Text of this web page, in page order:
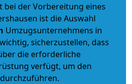
bei der Vorbereitung eines
ist die Auswahl
Umzugsunternehmens in
sicherzustellen, dass
die erforderliche
verfügt, um den